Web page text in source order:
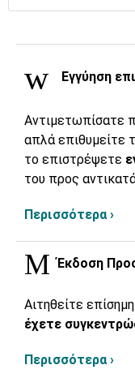
Εγγύηση
Αντιμετωπίσατε
απλά επιθυμείτε
το επιστρέψετε
του προς
Περισσότερα ›
Έκδοση
Αιτηθείτε
έχετε
Περισσότερα ›